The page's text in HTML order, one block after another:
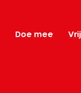
Doe mee